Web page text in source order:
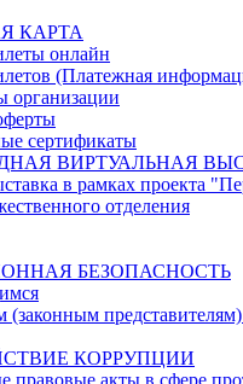
КАРТА
онлайн
(Платежная
организации
сертификаты
ВИРТУАЛЬНАЯ
в рамках проекта
отделения
БЕЗОПАСНОСТЬ
(законным
КОРРУПЦИИ
правовые акты в сфере